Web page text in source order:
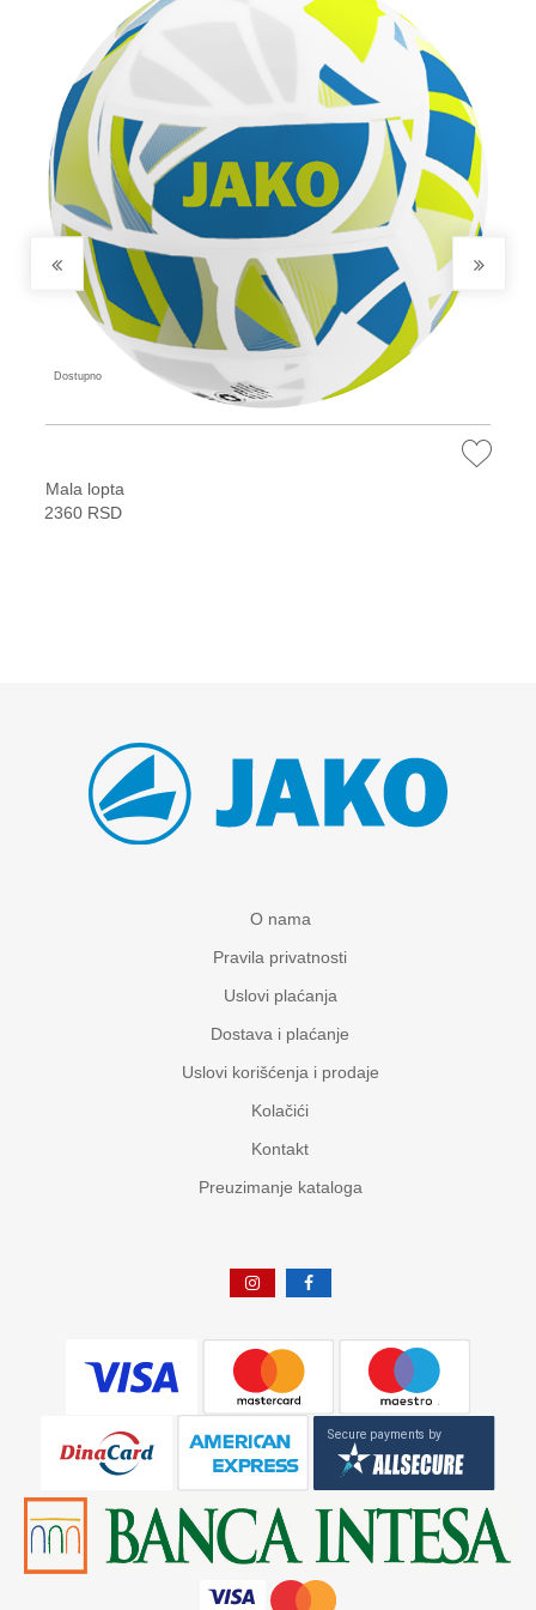
Dostupno
Mala lopta
2360 RSD
O nama
Pravila privatnosti
Uslovi plaćanja
Dostava i plaćanje
Uslovi korišćenja i prodaje
Kolačići
Kontakt
Preuzimanje kataloga